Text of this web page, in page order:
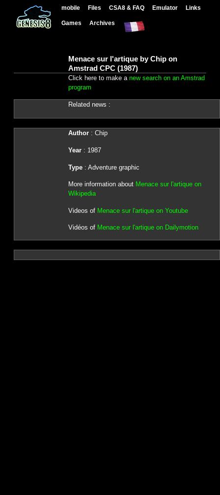
mobile Files CSA8 & FAQ Emulator Links
Games Archives
Menace sur l'artique by Chip on
Amstrad CPC (1987)
Click here to make a new search on an Amstrad
program
Related news :
Author: Chip
Year: 1987
Type: Adventure graphic
More information about Menace sur l'artique on
Wikipedia
Videos of Menace sur l'artique on Youtube
Vidéos of Menace sur l'artique on Dailymotion